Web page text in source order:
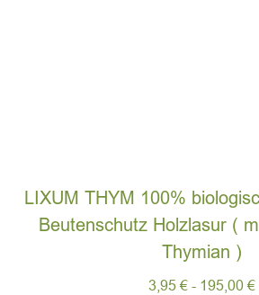
LIXUM THYM 100%
Beutenschutz Holzlasur (
Thymian )
3,95 € - 195,00 €